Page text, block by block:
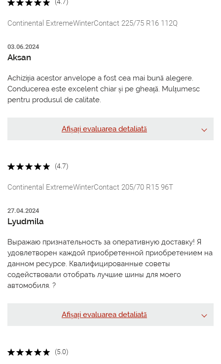
(4.7)
Continental ExtremeWinterContact 225/75 R16 112Q
03.06.2024
Aksan
Achiziția acestor anvelope a fost cea mai bună alegere.
Conducerea este excelent chiar și pe gheață. Mulțumesc
pentru produsul de calitate.
Afișați evaluarea detaliată
(4.7)
Continental ExtremeWinterContact 205/70 R15 96T
27.04.2024
Lyudmila
Выражаю признательность за оперативную доставку! Я
удовлетворен каждой приобретенной приобретением на
данном ресурсе. Квалифицированные советы
содействовали отобрать лучшие шины для моего
автомобиля. ?
Afișați evaluarea detaliată
(5.0)